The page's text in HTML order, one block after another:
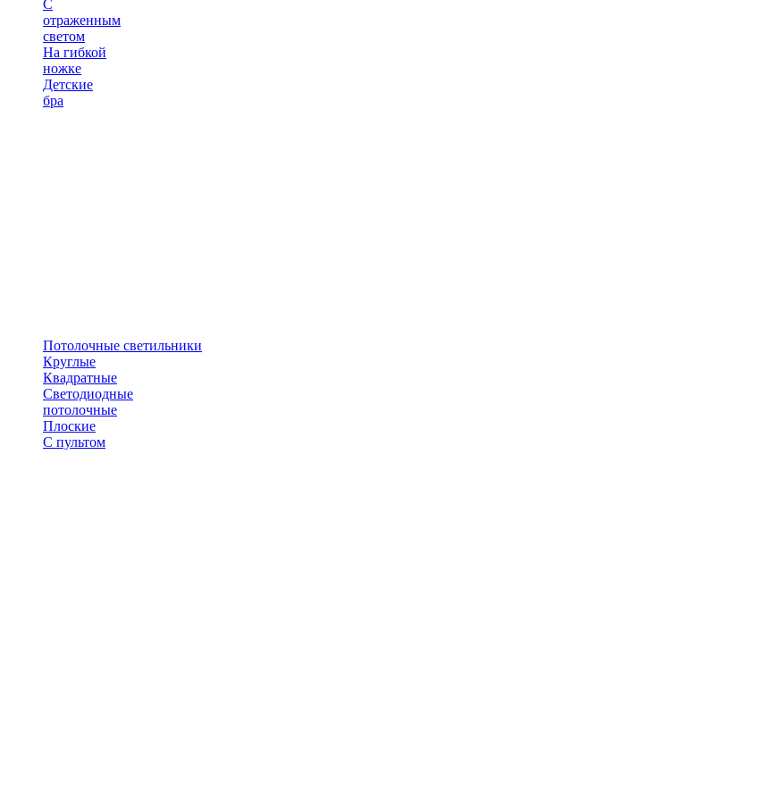
С
отраженным
светом
На гибкой
ножке
Детские
бра
Потолочные светильники
Круглые
Квадратные
Светодиодные
потолочные
Плоские
С пультом